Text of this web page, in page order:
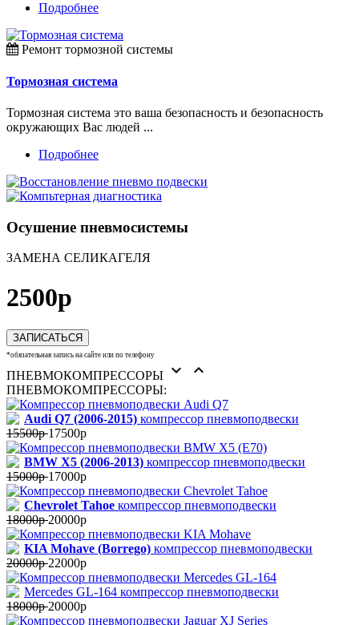
Подробнее
Ремонт тормозной системы
Тормозная система
Тормозная система это ваша безопасность и безопасность
окружающих Вас людей ...
Подробнее
Осушение пневмосистемы
ЗАМЕНА СЕЛИКАГЕЛЯ
2500р
ЗАПИСАТЬСЯ
*обязательная запись на сайте или по телефону
ПНЕВМОКОМПРЕССОРЫ  
ПНЕВМОКОМПРЕССОРЫ:
Audi Q7 (2006-2015) компрессор пневмоподвески
15500р17500р
BMW X5 (2006-2013) компрессор пневмоподвески
15000р17000р
Chevrolet Tahoe компрессор пневмоподвески
18000р20000р
KIA Mohave (Borrego) компрессор пневмоподвески
20000р22000р
Mercedes GL-164 компрессор пневмоподвески
18000р20000р